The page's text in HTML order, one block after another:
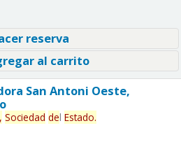
reserva
al carrito
San Antoni Oeste,
Sociedad del Estado.